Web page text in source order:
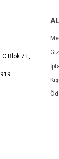
C Blok 7 F,